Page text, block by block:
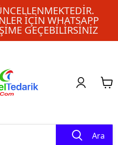
IÇIN WHATSAPP
GEÇEBILIRSINIZ
Ara